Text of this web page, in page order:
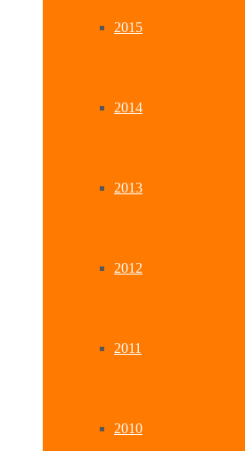
2015
2014
2013
2012
2011
2010